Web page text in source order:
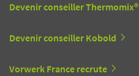
Devenir conseiller Thermomix®
Devenir conseiller Kobold
Vorwerk France recrute